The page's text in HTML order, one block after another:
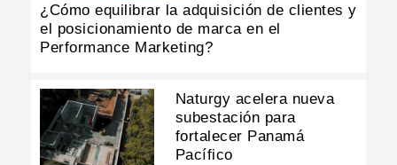
¿Cómo equilibrar la adquisición de clientes y
el posicionamiento de marca en el
Performance Marketing?
Naturgy acelera nueva
subestación para
fortalecer Panamá
Pacífico